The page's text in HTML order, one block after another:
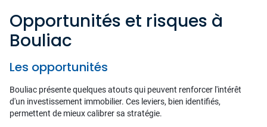
Opportunités et risques à
Bouliac
Les opportunités
Bouliac présente quelques atouts qui peuvent renforcer l'intérêt
d'un investissement immobilier. Ces leviers, bien identifiés,
permettent de mieux calibrer sa stratégie.